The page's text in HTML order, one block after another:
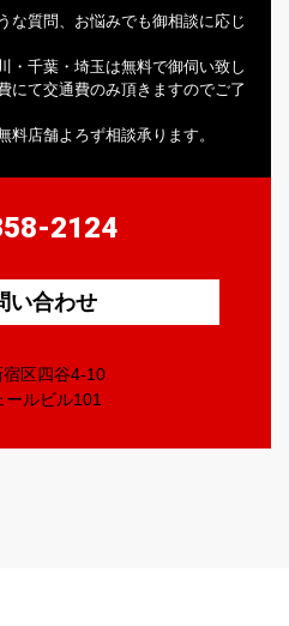
な質問、お悩みでも御相談に応じ
・千葉・埼玉は無料で御伺い致し
にて交通費のみ頂きますのでご了
料店舗よろず相談承ります。
2124
い合わせ
区四谷4-10
ールビル101